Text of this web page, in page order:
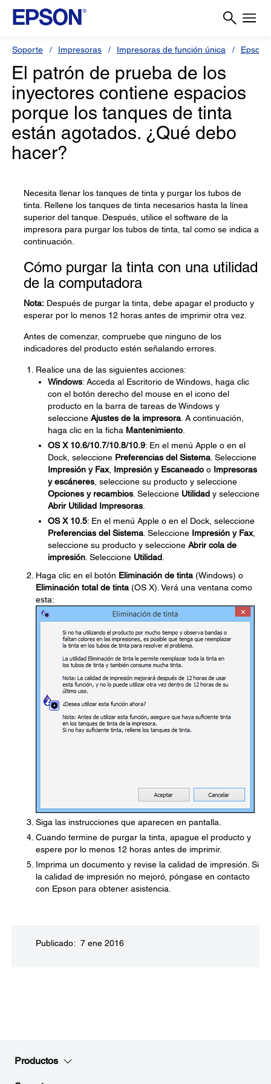
Soporte Impresoras Impresoras de función única Epson
El patrón de prueba de los
inyectores contiene espacios
porque los tanques de tinta
están agotados. ¿Qué debo
hacer?
Necesita llenar los tanques de tinta y purgar los tubos de
tinta. Rellene los tanques de tinta necesarios hasta la línea
superior del tanque. Después, utilice el software de la
impresora para purgar los tubos de tinta, tal como se indica a
continuación.
Cómo purgar la tinta con una utilidad
de la computadora
Nota: Después de purgar la tinta, debe apagar el producto y
esperar por lo menos 12 horas antes de imprimir otra vez.
Antes de comenzar, compruebe que ninguno de los
indicadores del producto estén señalando errores.
Realice una de las siguientes acciones:
Windows: Acceda al Escritorio de Windows, haga clic
con el botón derecho del mouse en el icono del
producto en la barra de tareas de Windows y
seleccione Ajustes de la impresora . A continuación,
haga clic en la ficha Mantenimiento
OS X 10.6/10.7/10.8/10.9: En el menú Apple o en el
Dock, seleccione Preferencias del Sistema . Seleccione
Impresión y Fax, Impresión y Escaneado o Impresoras
y escáneres , seleccione su producto y seleccione
Opciones y recambios . Seleccione Utilidad y seleccione
Abrir Utilidad Impresoras
OS X 10.5: En el menú Apple o en el Dock, seleccione
Preferencias del Sistema . Seleccione Impresión y Fax,
seleccione su producto y seleccione Abrir cola de
impresión . Seleccione Utilidad
Haga clic en el botón Eliminación de tinta (Windows) o
Eliminación total de tinta (OS X). Verá una ventana como
esta:
Siga las instrucciones que aparecen en pantalla.
Cuando termine de purgar la tinta, apague el producto y
espere por lo menos 12 horas antes de imprimir.
Imprima un documento y revise la calidad de impresión. Si
la calidad de impresión no mejoró, póngase en contacto
con Epson para obtener asistencia.
Publicado: 7 ene 2016
Productos